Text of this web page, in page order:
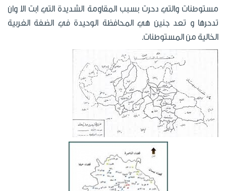
مستوطنات والتي دحرت بسبب المقاومة الشديدة التي ابت الا وان
تدحرها و تعد جنين هي المحافظة الوحيدة في الضفة الغربية
الخالية من المستوطنات.